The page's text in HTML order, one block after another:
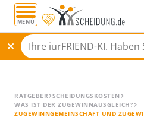
MENÜ
Alle Ratgeber
RATGEBER SCHEIDUNGSKOSTEN
WAS IST DER ZUGEWINNAUSGLEICH?
ZUGEWINNGEMEINSCHAFT UND